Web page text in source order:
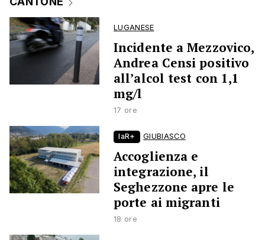
LUGANESE
Incidente a Mezzovico,
Andrea Censi positivo
all’alcol test con 1,1
mg/l
17 ore
laR+ GIUBIASCO
Accoglienza e
integrazione, il
Seghezzone apre le
porte ai migranti
18 ore